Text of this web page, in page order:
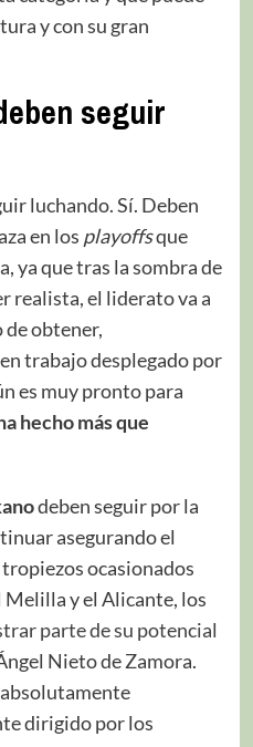
y con su gran
seguir
luchando. Sí. Deben
en los playoffsque
ya que tras la sombra de
realista, el liderato va a
de obtener,
trabajo desplegado por
es muy pronto para
hecho más que
deben seguir por la
asegurando el
ocasionados
y el Alicante, los
parte de su potencial
Nieto de Zamora.
absolutamente
dirigido por los